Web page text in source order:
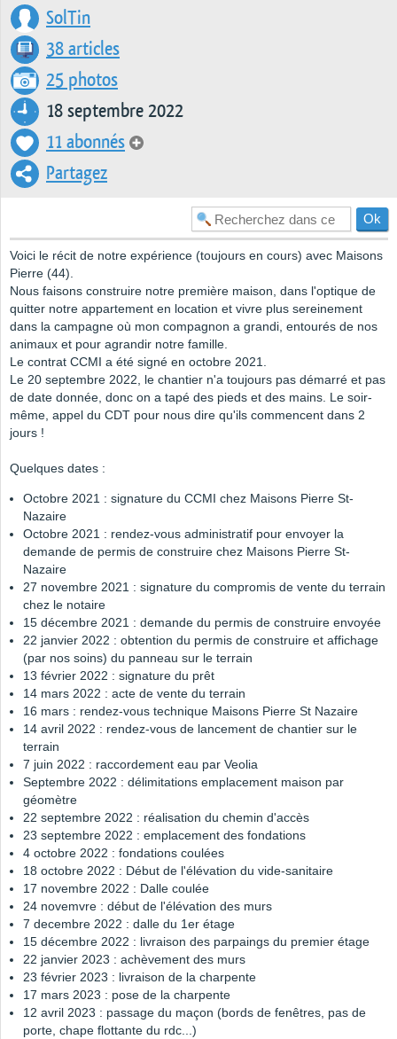
SolTin
38 articles
25 photos
18 septembre 2022
11 abonnés
Partagez
Voici le récit de notre expérience (toujours en cours) avec Maisons
Pierre (44).
Nous faisons construire notre première maison, dans l'optique de
quitter notre appartement en location et vivre plus sereinement
dans la campagne où mon compagnon a grandi, entourés de nos
animaux et pour agrandir notre famille.
Le contrat CCMI a été signé en octobre 2021.
Le 20 septembre 2022, le chantier n'a toujours pas démarré et pas
de date donnée, donc on a tapé des pieds et des mains. Le soir-
même, appel du CDT pour nous dire qu'ils commencent dans 2
jours !
Quelques dates :
Octobre 2021 : signature du CCMI chez Maisons Pierre St-
Nazaire
Octobre 2021 : rendez-vous administratif pour envoyer la
demande de permis de construire chez Maisons Pierre St-
Nazaire
27 novembre 2021 : signature du compromis de vente du terrain
chez le notaire
15 décembre 2021 : demande du permis de construire envoyée
22 janvier 2022 : obtention du permis de construire et affichage
(par nos soins) du panneau sur le terrain
13 février 2022 : signature du prêt
14 mars 2022 : acte de vente du terrain
16 mars : rendez-vous technique Maisons Pierre St Nazaire
14 avril 2022 : rendez-vous de lancement de chantier sur le
terrain
7 juin 2022 : raccordement eau par Veolia
Septembre 2022 : délimitations emplacement maison par
géomètre
22 septembre 2022 : réalisation du chemin d'accès
23 septembre 2022 : emplacement des fondations
4 octobre 2022 : fondations coulées
18 octobre 2022 : Début de l'élévation du vide-sanitaire
17 novembre 2022 : Dalle coulée
24 novemvre : début de l'élévation des murs
7 decembre 2022 : dalle du 1er étage
15 décembre 2022 : livraison des parpaings du premier étage
22 janvier 2023 : achèvement des murs
23 février 2023 : livraison de la charpente
17 mars 2023 : pose de la charpente
12 avril 2023 : passage du maçon (bords de fenêtres, pas de
porte, chape flottante du rdc...)